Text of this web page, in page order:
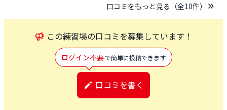
口コミをもっと見る（全10件）
この練習場の口コミを募集しています！
ログイン不要で簡単に投稿できます
口コミを書く